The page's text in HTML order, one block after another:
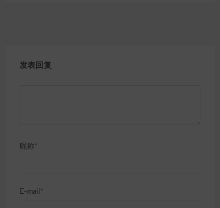
发表回复
昵称*
E-mail*